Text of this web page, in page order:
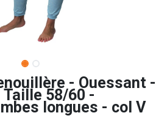
- Ouessant -
58/60 -
longues - col V